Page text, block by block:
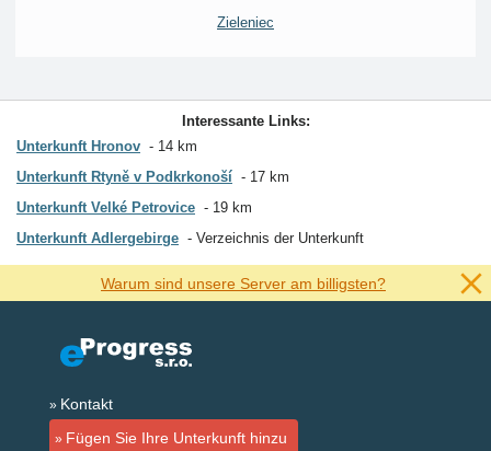
Zieleniec
Interessante Links:
Unterkunft Hronov
14 km
Unterkunft Rtyně v Podkrkonoší
17 km
Unterkunft Velké Petrovice
19 km
Unterkunft Adlergebirge
Verzeichnis der Unterkunft
Warum sind unsere Server am billigsten?
Kontakt
Fügen Sie Ihre Unterkunft hinzu